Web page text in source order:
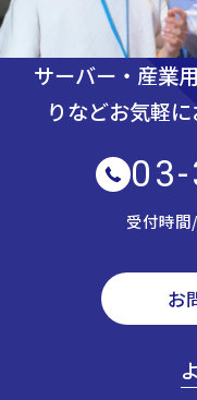
サーバー・産業
りなどお気軽に
受付時間
お